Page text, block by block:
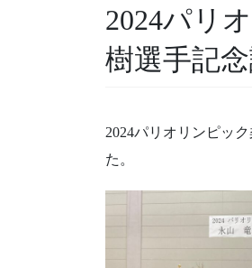
2024パリ
樹選手記
2024パリオリンピッ
た。